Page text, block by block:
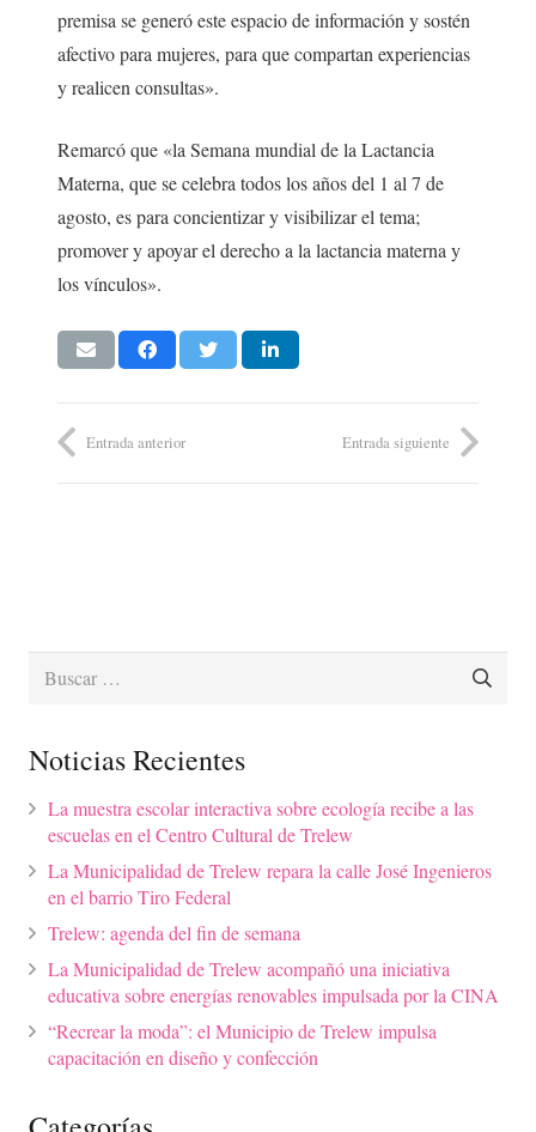
premisa se generó este espacio de información y sostén
afectivo para mujeres, para que compartan experiencias
y realicen consultas».
Remarcó que «la Semana mundial de la Lactancia
Materna, que se celebra todos los años del 1 al 7 de
agosto, es para concientizar y visibilizar el tema;
promover y apoyar el derecho a la lactancia materna y
los vínculos».
Entrada anterior Entrada siguiente
Buscar:
Noticias Recientes
La muestra escolar interactiva sobre ecología recibe a las
escuelas en el Centro Cultural de Trelew
La Municipalidad de Trelew repara la calle José Ingenieros
en el barrio Tiro Federal
Trelew: agenda del fin de semana
La Municipalidad de Trelew acompañó una iniciativa
educativa sobre energías renovables impulsada por la CINA
“Recrear la moda”: el Municipio de Trelew impulsa
capacitación en diseño y confección